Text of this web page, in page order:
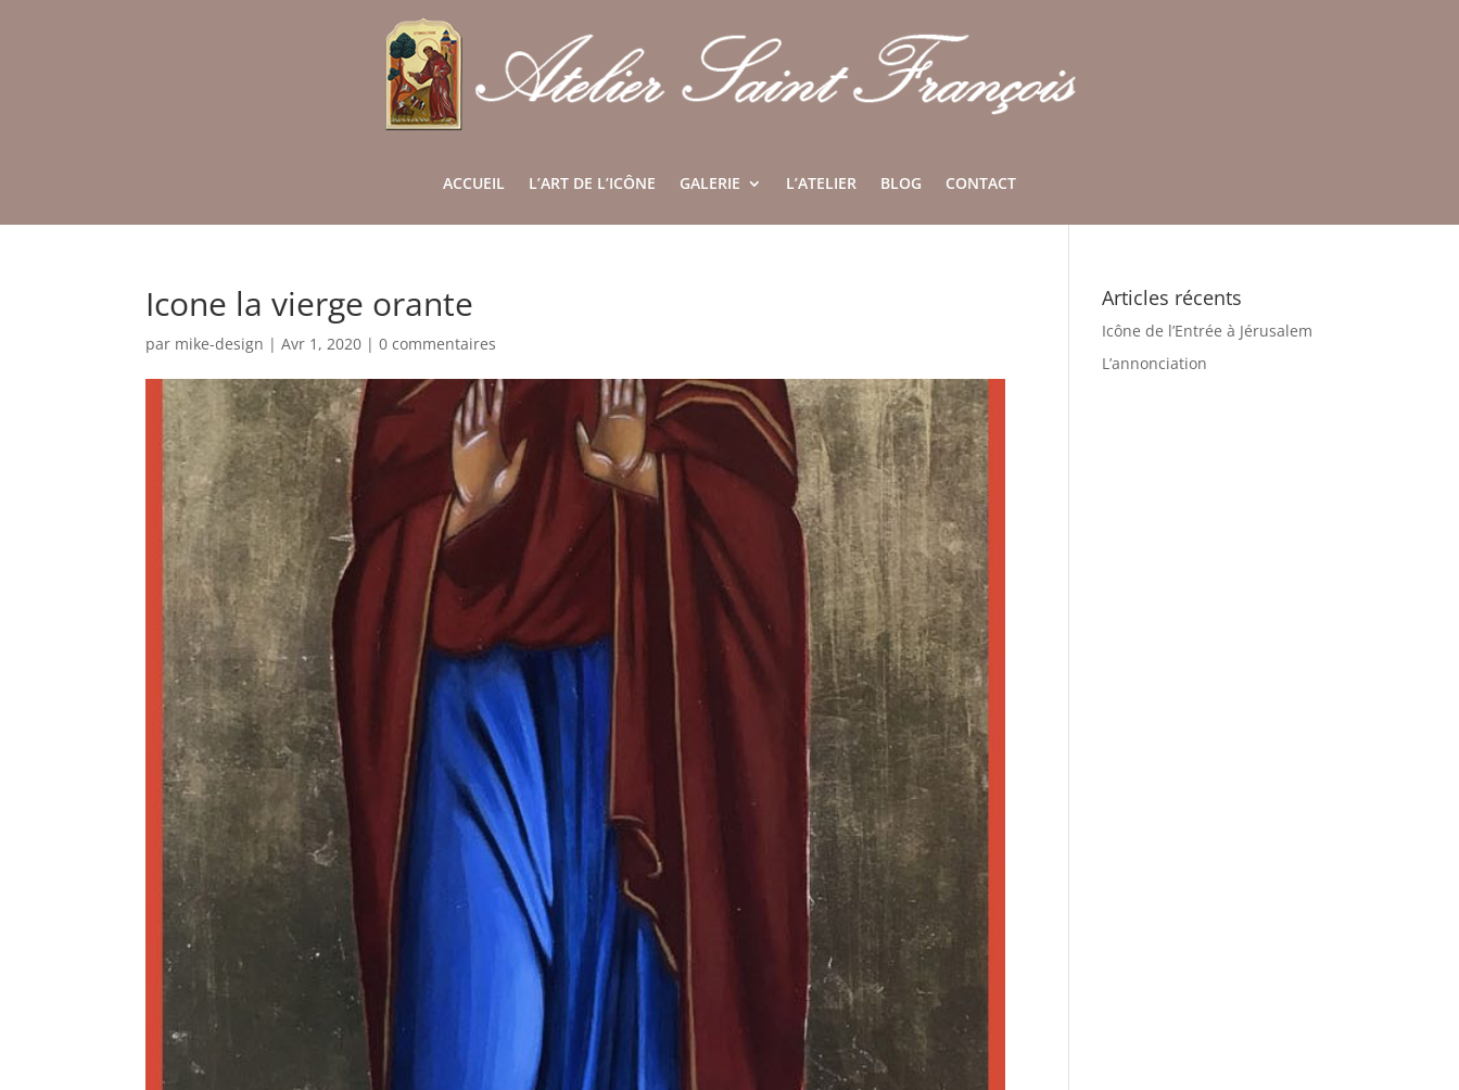
ACCUEIL L’ART DE L’ICÔNE GALERIE L’ATELIER BLOG CONTACT
Icone la vierge orante
par mike-design |Avr 1, 2020 |0 commentaires
Articles récents
Icône de l’Entrée à Jérusalem
L’annonciation